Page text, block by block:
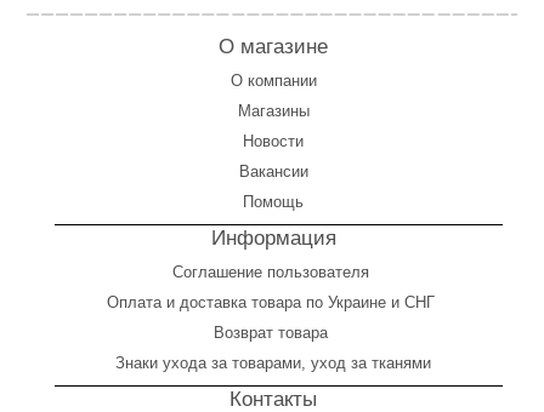
О магазине
О компании
Магазины
Новости
Вакансии
Помощь
Информация
Соглашение пользователя
Оплата и доставка товара по Украине и СНГ
Возврат товара
Знаки ухода за товарами, уход за тканями
Контакты